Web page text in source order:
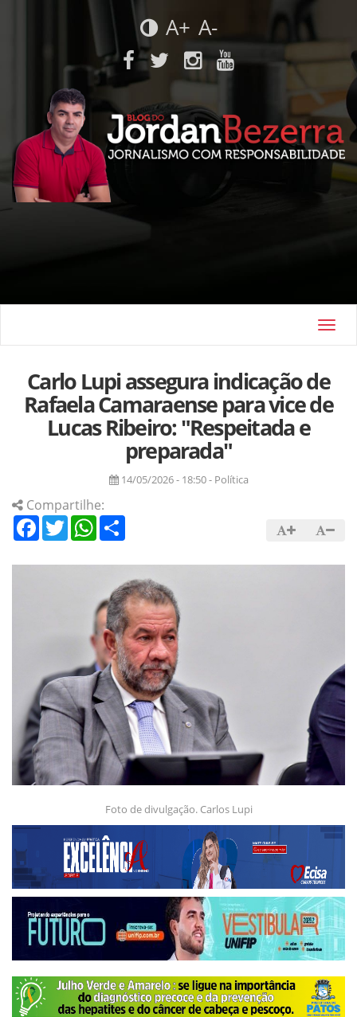
A+ A-
Carlo Lupi assegura indicação de
Rafaela Camaraense para vice de
Lucas Ribeiro: "Respeitada e
preparada"
14/05/2026 - 18:50 - Política
Compartilhe:
Facebook
TwitterWhatsApp
Foto de divulgação. Carlos Lupi